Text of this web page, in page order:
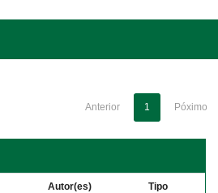
Anterior 1 Póximo
Autor(es) Tipo